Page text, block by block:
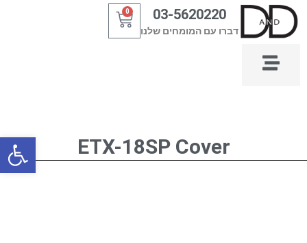
דילוג
לתוכן
03-5620220
דברו עם המומחים שלנו
0
עגלת
קניות
ETX-18SP Cover פתח